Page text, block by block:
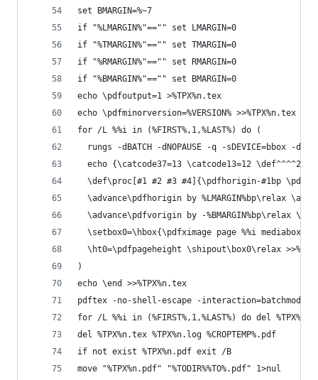
set BMARGIN=%~7
if "%LMARGIN%"=="" set LMARGIN=0
if "%TMARGIN%"=="" set TMARGIN=0
if "%RMARGIN%"=="" set RMARGIN=0
if "%BMARGIN%"=="" set BMARGIN=0
echo \pdfoutput=1 >%TPX%n.tex
echo \pdfminorversion=%VERSION% >>%TPX%n.tex
for /L %%i in (%FIRST%,1,%LAST%) do (
rungs -dBATCH -dNOPAUSE -q -sDEVICE=bbox -
echo {\catcode37=13 \catcode13=12
\def\proc[#1 #2 #3 #4]{\pdfhorigin-#1bp
\advance\pdfhorigin by %LMARGIN%bp\relax
\advance\pdfvorigin by -%BMARGIN%bp\relax
\setbox0=\hbox{\pdfximage page %%i
\ht0=\pdfpageheight \shipout\box0\relax
)
echo \end >>%TPX%n.tex
pdftex -no-shell-escape -interaction=batchmode
for /L %%i in (%FIRST%,1,%LAST%) do del
del %TPX%n.tex %TPX%n.log %CROPTEMP%.pdf
if not exist %TPX%n.pdf exit /B
move "%TPX%n.pdf" "%TODIR%%TO%.pdf" 1>nul